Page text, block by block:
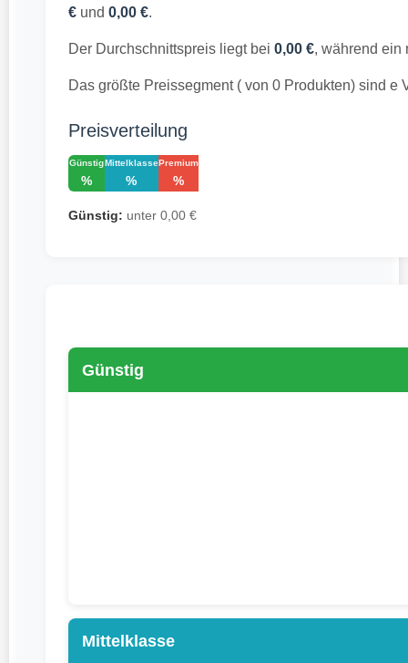
€und 0,00 €.
Der Durchschnittspreis liegt bei 0,00 €, während ein
Das größte Preissegment ( von 0 Produkten) sind e
Preisverteilung
Günstig
%
Mittelklasse
%
Premium
%
Günstig: unter 0,00 €
Günstig
Mittelklasse